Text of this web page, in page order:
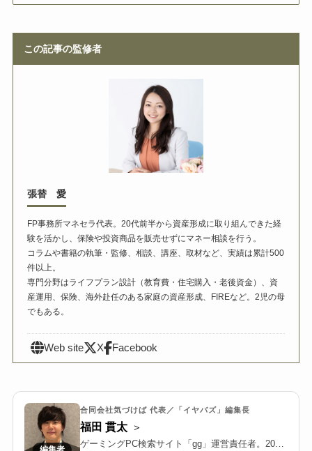
この記事の監修者
張替 愛
FP事務所マネセラ代表。20代前半から資産形成に取り組んできた経
験を活かし、保険や投資商品を販売せずにマネー相談を行う。
コラムや書籍の執筆・監修、相談、講座、取材など、実績は累計500
件以上。
専門分野はライフプラン設計（教育費・住宅購入・老後資金）、資
産運用、保険、海外赴任のある家庭の資産形成、FIREなど。2児の母
でもある。
Web site X Facebook
合同会社気づけば 代表／「イヤバズ」編集長
福田 貫太
ゲーミングPC検索サイト「gg」運営責任者。2018